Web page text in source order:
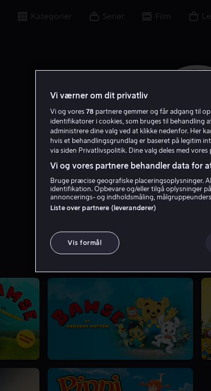
Kategorier Serier Film
Tomas
Oplæser
1
Vi værner om dit privatliv
Vi og vores 78 partnere gemmer og får adgang til
identifikatorer i cookies, som bruges til behandling
administrere dine valg ved at klikke nedenfor. Her
hvis et behandlingsgrundlag er baseret på legitim
via siden Privatlivspolitik. Dine valg deles med
Vi og vores partnere behandler data for
Bruge præcise geografiske placeringsoplysninger.
identifikation. Opbevare og/eller tilgå oplysninger
annoncerings- og indholdsmåling,
Liste over partnere (leverandører)
Vis formål